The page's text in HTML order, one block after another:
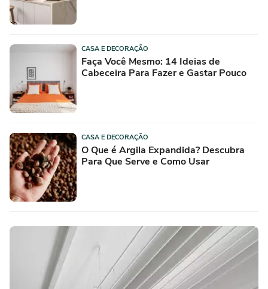
CASA E DECORAÇÃO
Faça Você Mesmo: 14 Ideias de
Cabeceira Para Fazer e Gastar Pouco
CASA E DECORAÇÃO
O Que é Argila Expandida? Descubra
Para Que Serve e Como Usar